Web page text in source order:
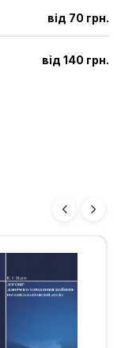
від 70 грн.
від 140 грн.